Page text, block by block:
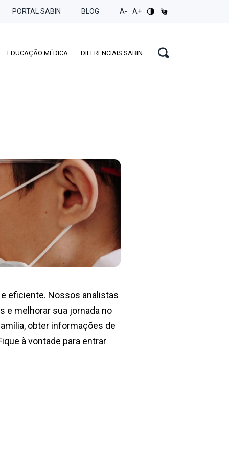
PORTAL SABIN BLOG A- A+
EDUCAÇÃO MÉDICA DIFERENCIAIS SABIN
eficiente. Nossos analistas
e melhorar sua jornada no
obter informações de
à vontade para entrar